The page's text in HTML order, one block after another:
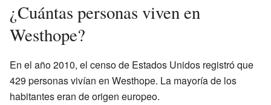
¿Cuántas personas viven en
Westhope?
En el año 2010, el censo de Estados Unidos registró que
429 personas vivían en Westhope. La mayoría de los
habitantes eran de origen europeo.